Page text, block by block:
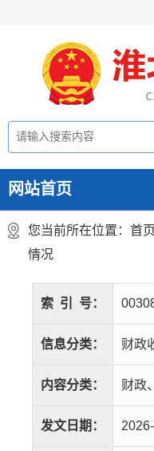
网站首页
您当前所在位置： 首页
情况
索 引 号：
信息分类： 财政
内容分类： 财政
发文日期：